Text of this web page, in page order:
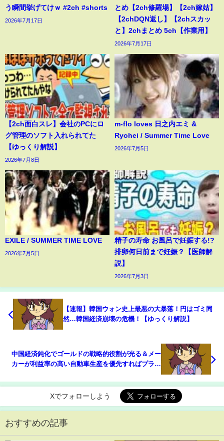
う瞬間挙げてけｗ #2ch #shorts
2026年7月17日
とめ【2ch修羅場】【2ch嫁姑】
【2chDQN返し】【2chスカッ
と】2chまとめ 5ch【作業用】
2026年7月17日
【2ch面白スレ】会社のPCにロ
グ管理のソフト入れられてた
【ゆっくり解説】
2026年7月8日
m-flo loves 日之内エミ &
Ryohei / Summer Time Love
2026年7月5日
EXILE / SUMMER TIME LOVE
2026年7月5日
精子の寿命 お風呂で妊娠する!?
排卵何日前まで妊娠？【医師解
説】
2026年7月3日
【速報】韓国ウォン史上最悪の大暴落！円はゴミ同
然…韓国経済崩壊の危機！【ゆっくり解説】
中国経済鈍化でゴールドの戦略的役割が光る＆メー
カーが利益率の高い自動車生産を優先すればプラチ
@Gold-TV_net
Xでフォローしよう
おすすめの記事